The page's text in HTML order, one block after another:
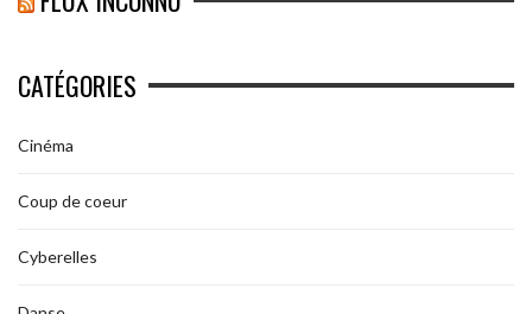
CATÉGORIES
Cinéma
Coup de coeur
Cyberelles